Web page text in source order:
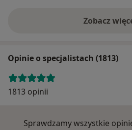
Zobacz
Opinie o specjalistach (1813)
1813 opinii
Sprawdzamy wszystkie